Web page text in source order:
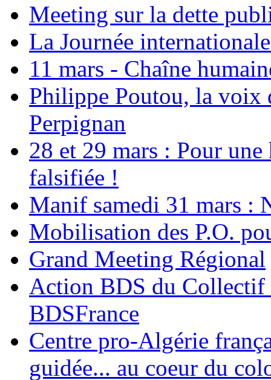
Meeting sur la dette
La Journée
11 mars - Chaîne
Philippe Poutou, la voix
Perpignan
28 et 29 mars : Pour
falsifiée !
Manif samedi 31 mars :
Mobilisation des P.O.
Grand Meeting Régional
Action BDS du Collectif
BDSFrance
Centre pro-Algérie
guidée... au coeur du